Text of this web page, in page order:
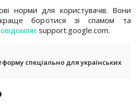
норми для користувачів. Вони
боротися зі спамом та
support.google.com.
спеціально для українських